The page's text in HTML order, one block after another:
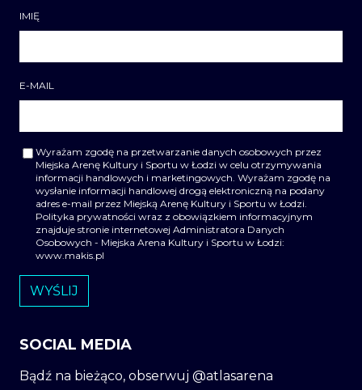
IMIĘ
E-MAIL
Wyrażam zgodę na przetwarzanie danych osobowych przez
Miejska Arenę Kultury i Sportu w Łodzi w celu otrzymywania
informacji handlowych i marketingowych. Wyrażam zgodę na
wysłanie informacji handlowej drogą elektroniczną na podany
adres e-mail przez Miejską Arenę Kultury i Sportu w Łodzi.
Polityka prywatności wraz z obowiązkiem informacyjnym
znajduje stronie internetowej Administratora Danych
Osobowych - Miejska Arena Kultury i Sportu w Łodzi:
www.makis.pl
SOCIAL MEDIA
Bądź na bieżąco, obserwuj @atlasarena